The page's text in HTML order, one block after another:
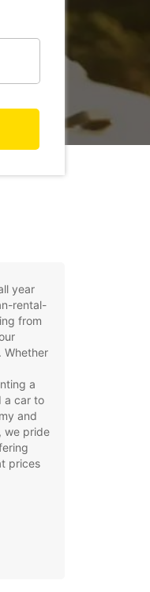
year
rental-
from
Whether
a
a car to
and
we pride
prices